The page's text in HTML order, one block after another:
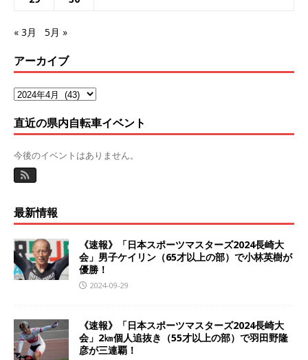
« 3月 5月 »
アーカイブ
直近の県内自転車イベント
今後のイベントはありません。
最新情報
《速報》「日本スポーツマスターズ2024長崎大
会」男子ケイリン（65才以上の部）で小林英樹が
優勝！
2024-09-29
《速報》「日本スポーツマスターズ2024長崎大
会」2㎞個人追抜き（55才以上の部）で羽田野隆
彦が三連覇！